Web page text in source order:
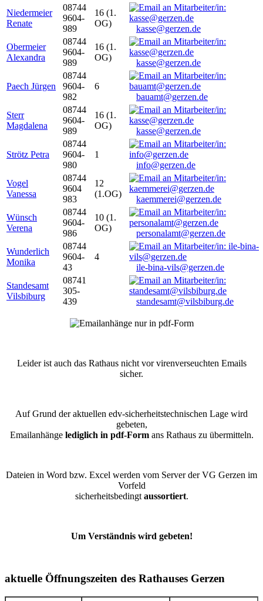
Niedermeier
Renate
08744
9604-
989
16 (1.
OG)
kasse@gerzen.de
Obermeier
Alexandra
08744
9604-
989
16 (1.
OG)
kasse@gerzen.de
Paech Jürgen
08744
9604-
982
6
bauamt@gerzen.de
Sterr
Magdalena
08744
9604-
989
16 (1.
OG)
kasse@gerzen.de
Strötz Petra
08744
9604-
980
1
info@gerzen.de
Vogel
Vanessa
08744
9604
983
12
(1.OG)
kaemmerei@gerzen.de
Wünsch
Verena
08744
9604-
986
10 (1.
OG)
personalamt@gerzen.de
Wunderlich
Monika
08744
9604-
43
4
ile-bina-vils@gerzen.de
Standesamt
Vilsbiburg
08741
305-
439
standesamt@vilsbiburg.de
Leider ist auch das Rathaus nicht vor virenverseuchten Emails
sicher.
Auf Grund der aktuellen edv-sicherheitstechnischen Lage wird
gebeten,
Emailanhänge lediglich in pdf-Formans Rathaus zu übermitteln.
Dateien in Word bzw. Excel werden vom Server der VG Gerzen im
Vorfeld
sicherheitsbedingt aussortiert.
Um Verständnis wird gebeten!
aktuelle Öffnungszeiten des Rathauses Gerzen